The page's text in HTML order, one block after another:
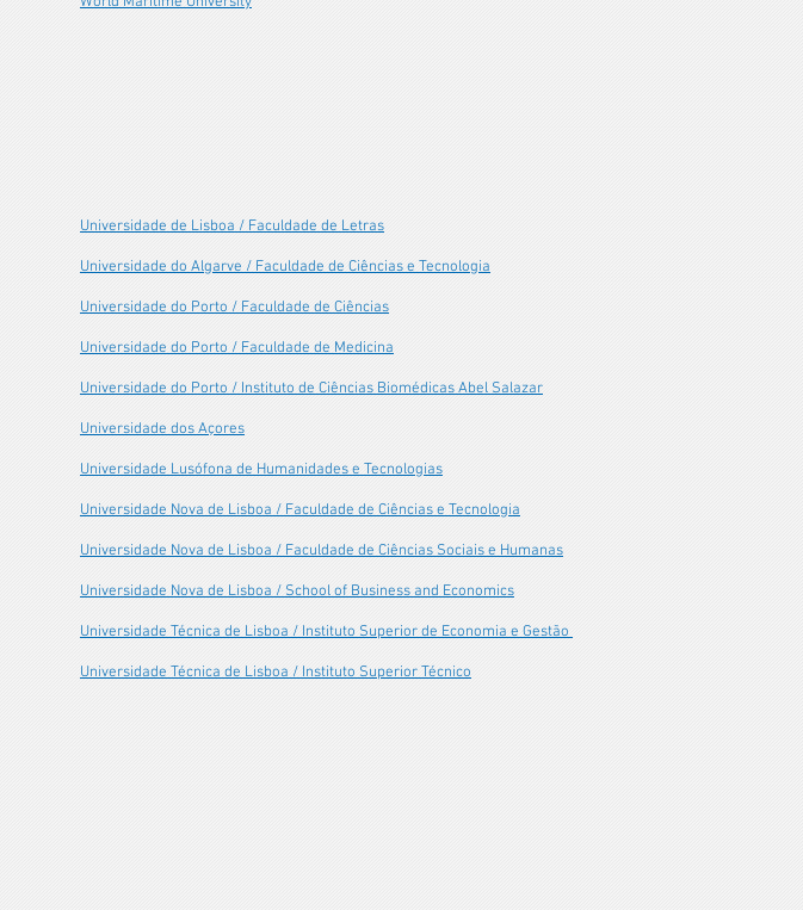
Universidade de Lisboa / Faculdade de Letras
Universidade do Algarve / Faculdade de Ciências e Tecnologia
Universidade do Porto / Faculdade de Ciências
Universidade do Porto / Faculdade de Medicina
Universidade do Porto / Instituto de Ciências Biomédicas Abel Salazar
Universidade dos Açores
Universidade Lusófona de Humanidades e Tecnologias
Universidade Nova de Lisboa / Faculdade de Ciências e Tecnologia
Universidade Nova de Lisboa / Faculdade de Ciências Sociais e Humanas
Universidade Nova de Lisboa / School of Business and Economics
Universidade Técnica de Lisboa / Instituto Superior de Economia e Gestão
Universidade Técnica de Lisboa / Instituto Superior Técnico